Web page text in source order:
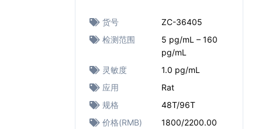
货号
ZC-36405
检测范围
5 pg/mL – 160
pg/mL
灵敏度
1.0 pg/mL
应用
Rat
规格
48T/96T
价格(RMB)
1800/2200.00